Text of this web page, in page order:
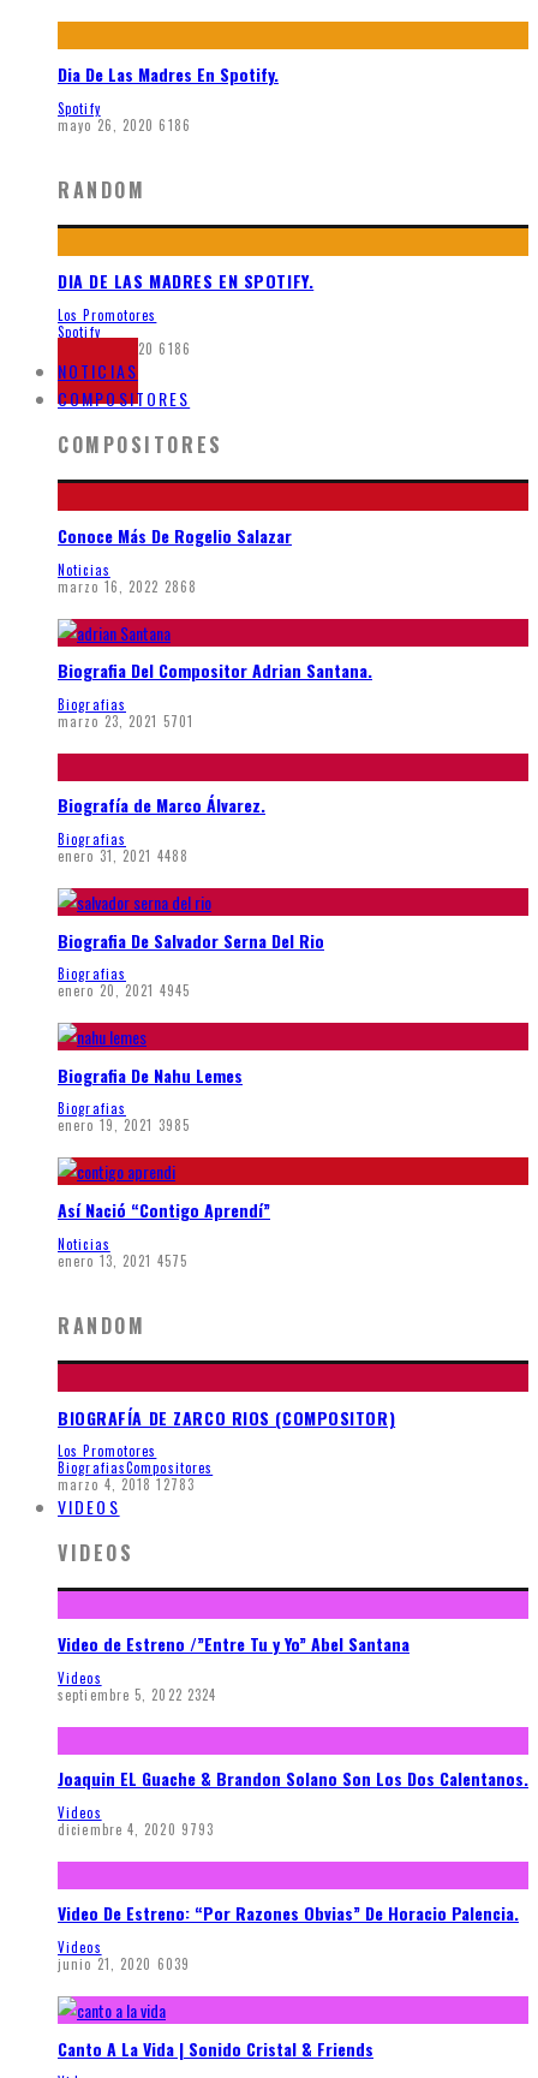
Dia De Las Madres En Spotify.
Spotify
mayo 26, 2020 6186
RANDOM
DIA DE LAS MADRES EN SPOTIFY.
Los Promotores
Spotify
mayo 26, 2020 6186
NOTICIAS
COMPOSITORES
COMPOSITORES
Conoce Más De Rogelio Salazar
Noticias
marzo 16, 2022 2868
Biografia Del Compositor Adrian Santana.
Biografias
marzo 23, 2021 5701
Biografía de Marco Álvarez.
Biografias
enero 31, 2021 4488
Biografia De Salvador Serna Del Rio
Biografias
enero 20, 2021 4945
Biografia De Nahu Lemes
Biografias
enero 19, 2021 3985
Así Nació “Contigo Aprendí”
Noticias
enero 13, 2021 4575
RANDOM
BIOGRAFÍA DE ZARCO RIOS (COMPOSITOR)
Los Promotores
BiografiasCompositores
marzo 4, 2018 12783
VIDEOS
VIDEOS
Video de Estreno /”Entre Tu y Yo” Abel Santana
Videos
septiembre 5, 2022 2324
Joaquin EL Guache & Brandon Solano Son Los Dos Calentanos.
Videos
diciembre 4, 2020 9793
Video De Estreno: “Por Razones Obvias” De Horacio Palencia.
Videos
junio 21, 2020 6039
Canto A La Vida | Sonido Cristal & Friends